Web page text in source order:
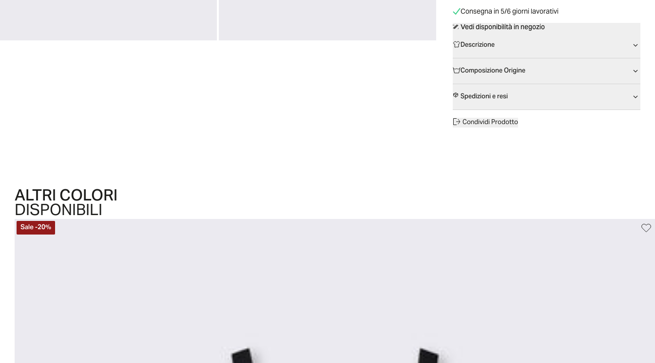
Consegna in 5/6 giorni lavorativi
Vedi disponibilità in negozio
Descrizione
Composizione Origine
Spedizioni e resi
Condividi Prodotto
ALTRI COLORI
DISPONIBILI
Sale-20%